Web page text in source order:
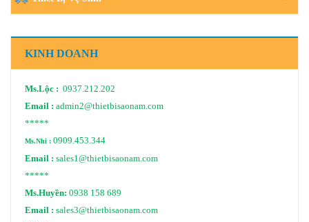
KINH DOANH
Ms.Lộc : 0937.212.202
Email : admin2@thietbisaonam.com
*****
Ms.Nhi : 0909.453.344
Email : sales1@thietbisaonam.com
*****
Ms.Huyền: 0938 158 689
Email : sales3@thietbisaonam.com